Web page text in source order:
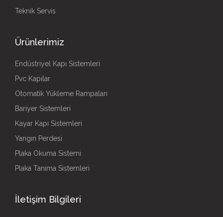
Teknik Servis
Ürünlerimiz
Endüstriyel Kapı Sistemleri
Pvc Kapılar
Otomatik Yükleme Rampaları
Bariyer Sistemleri
Kayar Kapı Sistemleri
Yangın Perdesi
Plaka Okuma Sistemi
Plaka Tanıma Sistemleri
İletişim Bilgileri